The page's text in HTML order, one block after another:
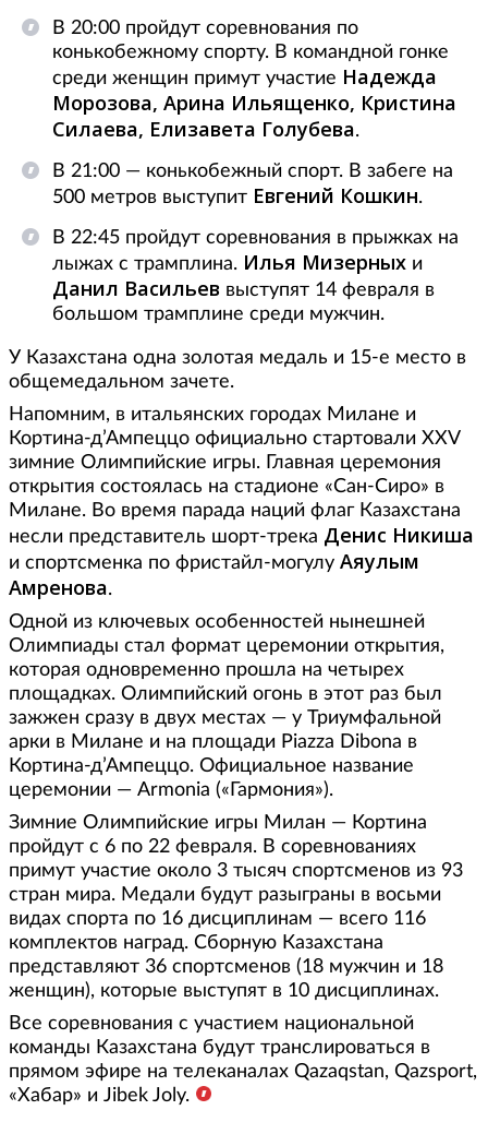
В 20:00 пройдут соревнования по
конькобежному спорту. В командной гонке
среди женщин примут участие Надежда
Морозова, Арина Ильященко, Кристина
Силаева, Елизавета Голубева.
В 21:00 — конькобежный спорт. В забеге на
500 метров выступит Евгений Кошкин.
В 22:45 пройдут соревнования в прыжках на
лыжах с трамплина. Илья Мизерных и
Данил Васильев выступят 14 февраля в
большом трамплине среди мужчин.
У Казахстана одна золотая медаль и 15-е место в
общемедальном зачете.
Напомним, в итальянских городах Милане и
Кортина-д’Ампеццо официально стартовали XXV
зимние Олимпийские игры. Главная церемония
открытия состоялась на стадионе «Сан-Сиро» в
Милане. Во время парада наций флаг Казахстана
несли представитель шорт-трека Денис Никиша
и спортсменка по фристайл-могулу Аяулым
Амренова.
Одной из ключевых особенностей нынешней
Олимпиады стал формат церемонии открытия,
которая одновременно прошла на четырех
площадках. Олимпийский огонь в этот раз был
зажжен сразу в двух местах — у Триумфальной
арки в Милане и на площади Piazza Dibona в
Кортина-д’Ампеццо. Официальное название
церемонии — Armonia («Гармония»).
Зимние Олимпийские игры Милан — Кортина
пройдут с 6 по 22 февраля. В соревнованиях
примут участие около 3 тысяч спортсменов из 93
стран мира. Медали будут разыграны в восьми
видах спорта по 16 дисциплинам — всего 116
комплектов наград. Сборную Казахстана
представляют 36 спортсменов (18 мужчин и 18
женщин), которые выступят в 10 дисциплинах.
Все соревнования с участием национальной
команды Казахстана будут транслироваться в
прямом эфире на телеканалах Qazaqstan, Qazsport,
«Хабар» и Jibek Joly.